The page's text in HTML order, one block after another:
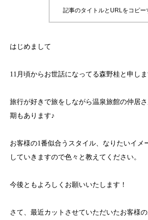
記事のタイトルとURLをコピー
はじめまして
11月頃からお世話になってる森野桂と申しま
旅行が好きで旅をしながら温泉旅館の仲居
期もあります♪
お客様の1番似合うスタイル、なりたいイメ
していきますので色々と教えてください。
今後ともよろしくお願いいたします！
さて、最近カットさせていただいたお客様の